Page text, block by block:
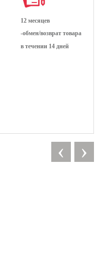
12 месяцев
-обмен/возврат товара
в течении 14 дней
‹ ›